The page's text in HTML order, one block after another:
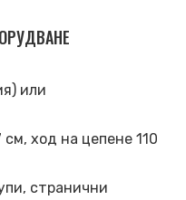
или
ход на цепене 110
странични